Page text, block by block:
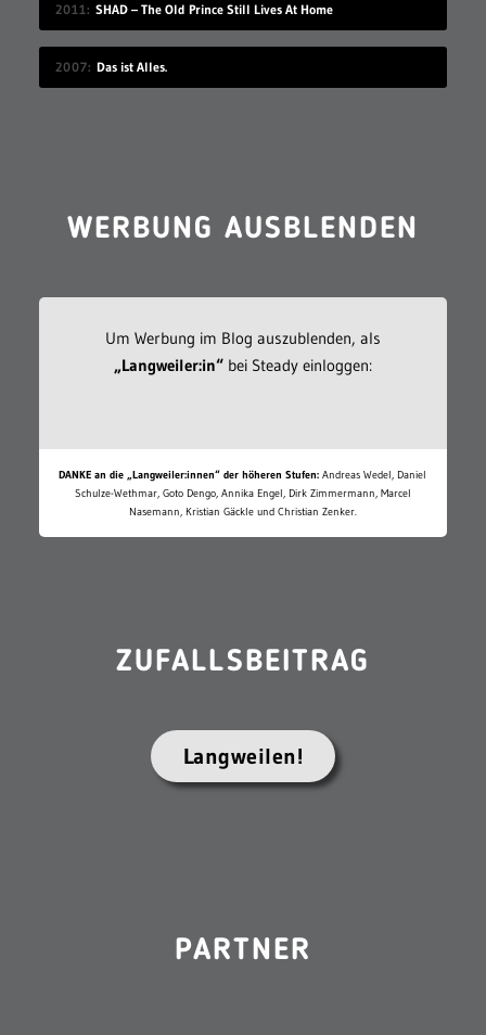
2011 SHAD – The Old Prince Still Lives At Home
2007 Das ist Alles.
WERBUNG AUSBLENDEN
Um Werbung im Blog auszublenden, als
„Langweiler:in“bei Steady einloggen:
DANKE an die „Langweiler:innen“ der höheren Stufen: Andreas Wedel, Daniel
Schulze-Wethmar, Goto Dengo, Annika Engel, Dirk Zimmermann, Marcel
Nasemann, Kristian Gäckle und Christian Zenker.
ZUFALLSBEITRAG
Langweilen!
PARTNER